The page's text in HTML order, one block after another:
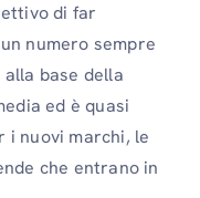
di far
numero sempre
base della
ed è quasi
i nuovi marchi, le
che entrano in